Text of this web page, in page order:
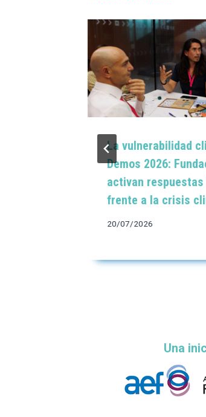
La vulnerabilidad
Demos 2026:
activan
frente a la crisis
20/07/2026
Una